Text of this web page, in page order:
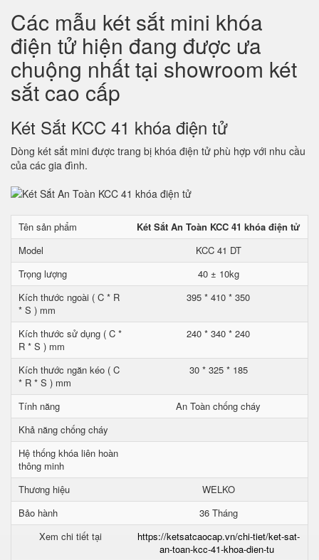
Các mẫu két sắt mini khóa
điện tử hiện đang được ưa
chuộng nhất tại showroom két
sắt cao cấp
Két Sắt KCC 41 khóa điện tử
Dòng két sắt mini được trang bị khóa điện tử phù hợp với nhu cầu
của các gia đình.
Tên sản phẩm
Két Sắt An Toàn KCC 41 khóa điện tử
Model
KCC 41 DT
Trọng lượng
40 ± 10kg
Kích thước ngoài ( C * R
* S ) mm
395 * 410 * 350
Kích thước sử dụng ( C *
R * S ) mm
240 * 340 * 240
Kích thước ngăn kéo ( C
* R * S ) mm
30 * 325 * 185
Tính năng
An Toàn chống cháy
Khả năng chống cháy
Hệ thống khóa liên hoàn
thông minh
Thương hiệu
WELKO
Bảo hành
36 Tháng
Xem chi tiết tại
https://ketsatcaocap.vn/chi-tiet/ket-sat-
an-toan-kcc-41-khoa-dien-tu